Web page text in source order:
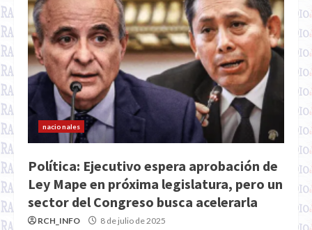
nacionales
Política: Ejecutivo espera aprobación de
Ley Mape en próxima legislatura, pero un
sector del Congreso busca acelerarla
RCH_INFO 8 de julio de 2025